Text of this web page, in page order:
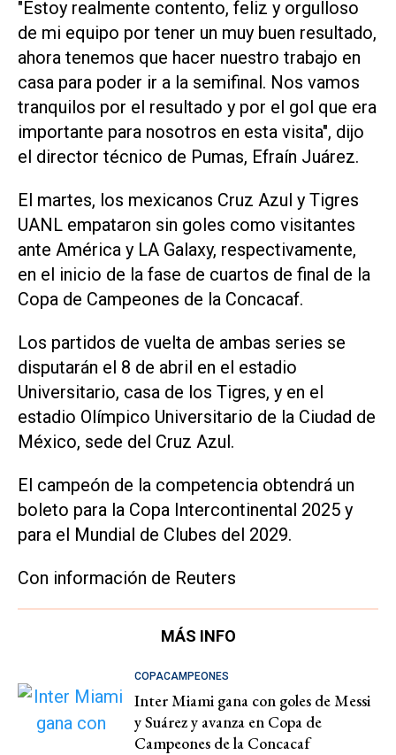
"Estoy realmente contento, feliz y orgulloso
de mi equipo por tener un muy buen resultado,
ahora tenemos que hacer nuestro trabajo en
casa para poder ir a la semifinal. Nos vamos
tranquilos por el resultado y por el gol que era
importante para nosotros en esta visita", dijo
el director técnico de Pumas, Efraín Juárez.
El martes, los mexicanos Cruz Azul y Tigres
UANL empataron sin goles como visitantes
ante América y LA Galaxy, respectivamente,
en el inicio de la fase de cuartos de final de la
Copa de Campeones de la Concacaf.
Los partidos de vuelta de ambas series se
disputarán el 8 de abril en el estadio
Universitario, casa de los Tigres, y en el
estadio Olímpico Universitario de la Ciudad de
México, sede del Cruz Azul.
El campeón de la competencia obtendrá un
boleto para la Copa Intercontinental 2025 y
para el Mundial de Clubes del 2029.
Con información de Reuters
MÁS INFO
COPACAMPEONES
Inter Miami gana con goles de Messi
y Suárez y avanza en Copa de
Campeones de la Concacaf